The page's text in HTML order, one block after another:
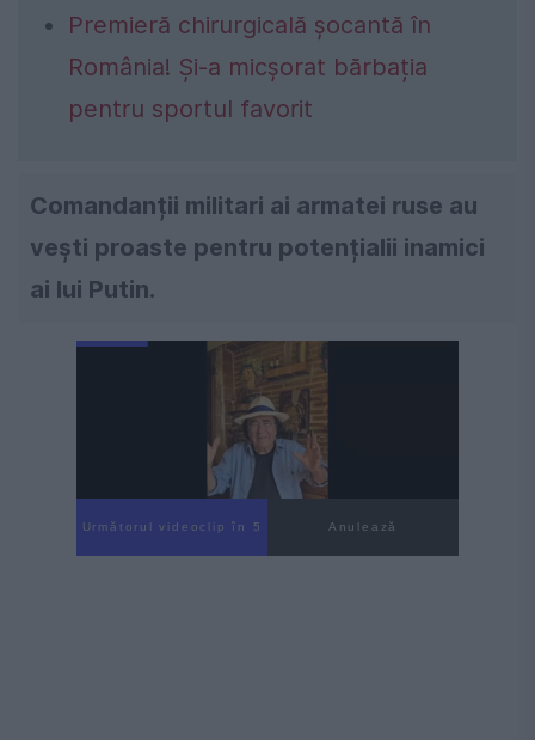
Premieră chirurgicală șocantă în
România! Și-a micșorat bărbația
pentru sportul favorit
Comandanții militari ai armatei ruse au
vești proaste pentru potențialii inamici
ai lui Putin.
Următorul videoclip în 4 Anulează